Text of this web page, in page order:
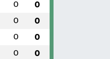
0 0
0 0
0 0
0 0